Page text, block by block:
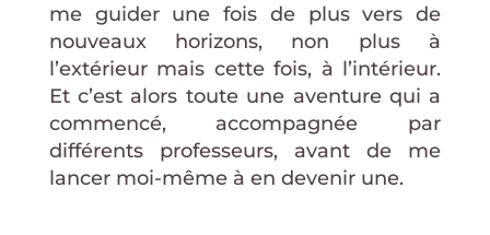
me guider une fois de plus vers de
nouveaux horizons, non plus à
l’extérieur mais cette fois, à l’intérieur.
Et c’est alors toute une aventure qui a
commencé, accompagnée par
différents professeurs, avant de me
lancer moi-même à en devenir une.